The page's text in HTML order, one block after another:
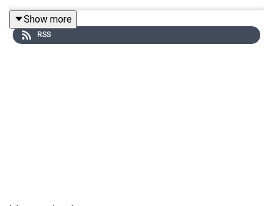
Vi snakker med alle bransjer som arbeider i høyden for å
se om vi kan lære noe av hverandre.
Show more
RSS